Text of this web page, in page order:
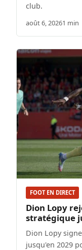
club.
août 6, 20261 min
FOOT EN DIRECT
Dion Lopy
stratégique
Dion Lopy
jusqu'en 2029